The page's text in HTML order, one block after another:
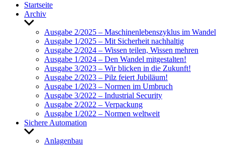
Start­seite
Archiv
Untermenü
anzeigenAusgabe 2/2025 – Maschi­nen­le­bens­zy­klus im Wandel
Ausgabe 1/2025 – Mit Sicher­heit nach­haltig
Ausgabe 2/2024 – Wissen teilen, Wissen mehren
Ausgabe 1/2024 – Den Wandel mitge­stalten!
Ausgabe 3/2023 – Wir blicken in die Zukunft!
Ausgabe 2/2023 – Pilz feiert Jubi­läum!
Ausgabe 1/2023 – Normen im Umbruch
Ausgabe 3/2022 – Indus­trial Security
Ausgabe 2/2022 – Verpa­ckung
Ausgabe 1/2022 – Normen welt­weit
Sichere Auto­ma­tion
Untermenü
anzeigenAnla­genbau